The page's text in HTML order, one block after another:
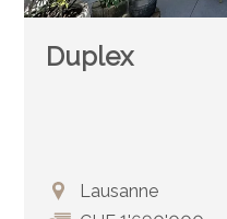
Duplex
Lausanne